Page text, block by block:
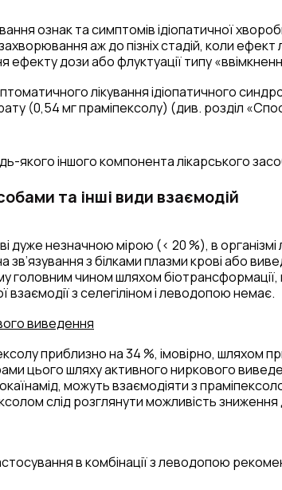
ознак та симптомів ідіопатичної
аж до пізніх стадій, коли
дози або флуктуації типу
лікування ідіопатичного
(0,54 мг праміпексолу) (див. розділ
якого іншого компонента лікарського
та інші види взаємодій
дуже незначною мірою (< 20 %), в
з білками плазми крові або
головним чином шляхом
з селегіліном і леводопою немає.
виведення
приблизно на 34 %, імовірно, шляхом
цього шляху активного ниркового
можуть взаємодіяти з
слід розглянути можливість
в комбінації з леводопою